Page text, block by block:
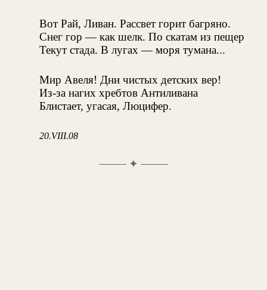
Вот Рай, Ливан. Рассвет горит багряно.
Снег гор — как шелк. По скатам из пещер
Текут стада. В лугах — моря тумана...
Мир Авеля! Дни чистых детских вер!
Из-за нагих хребтов Антиливана
Блистает, угасая, Люцифер.
20.VIII.08
✦